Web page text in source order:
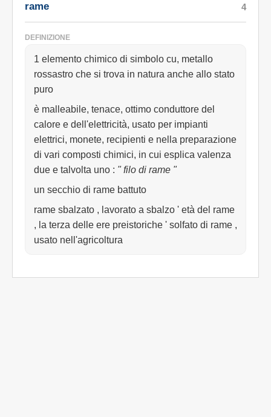
rame
DEFINIZIONE
1 elemento chimico di simbolo cu, metallo
rossastro che si trova in natura anche allo stato
puro
è malleabile, tenace, ottimo conduttore del
calore e dell'elettricità, usato per impianti
elettrici, monete, recipienti e nella preparazione
di vari composti chimici, in cui esplica valenza
due e talvolta uno : " filo di rame "
un secchio di rame battuto
rame sbalzato , lavorato a sbalzo ' età del rame
, la terza delle ere preistoriche ' solfato di rame ,
usato nell'agricoltura
4